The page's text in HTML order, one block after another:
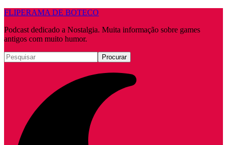
FLIPERAMA DE BOTECO
Podcast dedicado a Nostalgia. Muita informação sobre games
antigos com muito humor.